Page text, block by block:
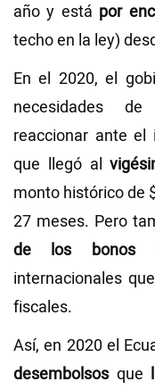
año y está por
techo en la ley)
En el 2020, el
necesidades de
reaccionar ante
que llegó al
monto histórico de
27 meses. Pero
de los bonos
internacionales
fiscales.
Así, en 2020 el
desembolsos que